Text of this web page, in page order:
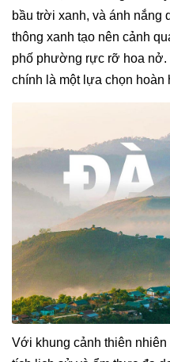
bầu trời xanh, và ánh nắng
thông xanh tạo nên cảnh
phố phường rực rỡ hoa
chính là một lựa chọn hoàn
Với khung cảnh thiên nhiên